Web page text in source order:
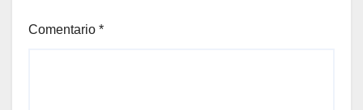
Comentario *